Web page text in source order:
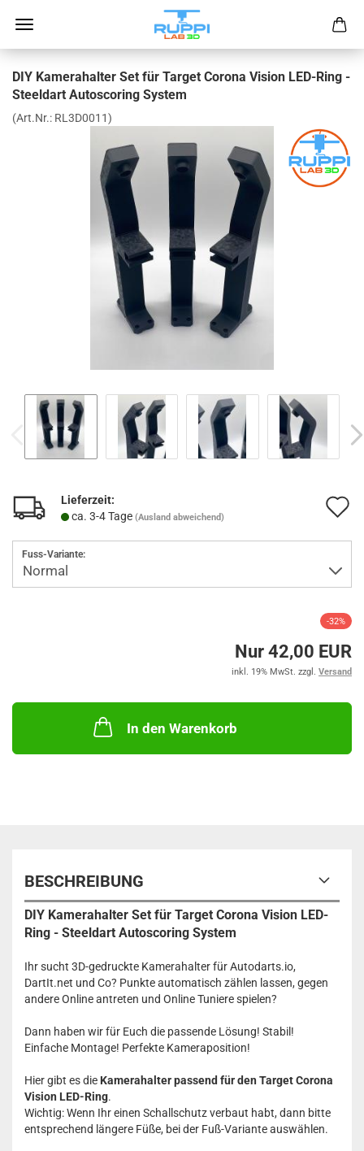
DIY Kamerahalter Set für Target Corona Vision LED-Ring -
Steeldart Autoscoring System
(Art.Nr.: RL3D0011)
Lieferzeit:
ca. 3-4 Tage (Ausland abweichend)
Fuss-Variante:
-32%
Nur 42,00 EUR
inkl. 19% MwSt. zzgl. Versand
In den Warenkorb
BESCHREIBUNG
DIY Kamerahalter Set für Target Corona Vision LED-
Ring - Steeldart Autoscoring System
Ihr sucht 3D-gedruckte Kamerahalter für Autodarts.io,
DartIt.net und Co? Punkte automatisch zählen lassen, gegen
andere Online antreten und Online Tuniere spielen?
Dann haben wir für Euch die passende Lösung! Stabil!
Einfache Montage! Perfekte Kameraposition!
Hier gibt es die Kamerahalter passend für den Target Corona
Vision LED-Ring.
Wichtig: Wenn Ihr einen Schallschutz verbaut habt, dann bitte
entsprechend längere Füße, bei der Fuß-Variante auswählen.